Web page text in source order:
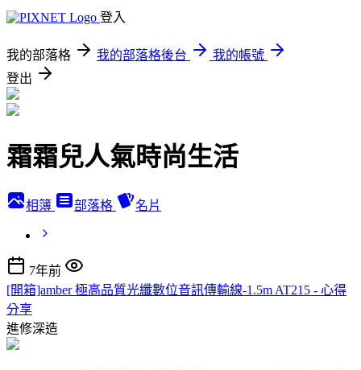
登入
我的部落格 我的部落格後台
我的帳號
登出
霜霜兒人氣時尚生活
相簿 部落格 名片
7年前
[開箱]amber 極高品質光纖數位音訊傳輸線-1.5m AT215 - 心得
分享
進修深造